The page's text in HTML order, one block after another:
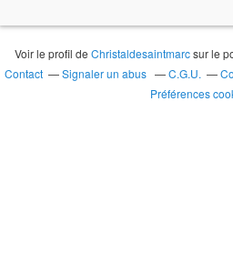
Voir le profil deChristaldesaintmarcsur le
Contact
Signaler un abus C.G.U.
Préférences